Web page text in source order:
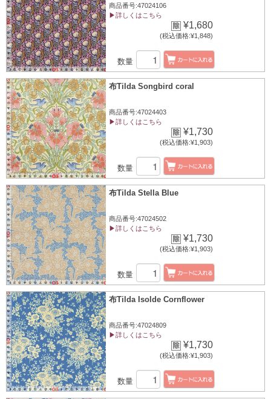
商品番号:47024106
▶詳しくはこちら
¥1,680
(税込価格:¥1,848)
数量
布Tilda Songbird coral
商品番号:47024403
▶詳しくはこちら
¥1,730
(税込価格:¥1,903)
数量
布Tilda Stella Blue
商品番号:47024502
▶詳しくはこちら
¥1,730
(税込価格:¥1,903)
数量
布Tilda Isolde Cornflower
商品番号:47024809
▶詳しくはこちら
¥1,730
(税込価格:¥1,903)
数量